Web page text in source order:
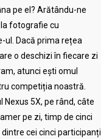
pe el? Arătându-ne
fotografie cu
ul. Dacă prima rețea
o deschizi în fiecare zi
atunci ești omul
competiția noastră.
Nexus 5X, pe rând, câte
pe zi, timp de cinci
dintre cei cinci participanți